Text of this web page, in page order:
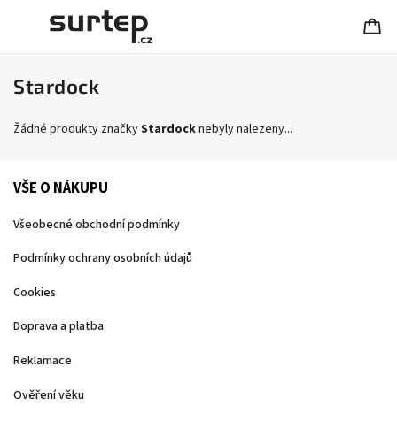
Stardock
Žádné produkty značkyStardocknebyly nalezeny...
VŠE O NÁKUPU
Všeobecné obchodní podmínky
Podmínky ochrany osobních údajů
Cookies
Doprava a platba
Reklamace
Ověření věku